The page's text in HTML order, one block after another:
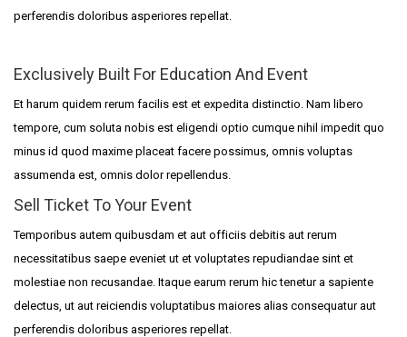
perferendis doloribus asperiores repellat.
Exclusively Built For Education And Event
Et harum quidem rerum facilis est et expedita distinctio. Nam libero
tempore, cum soluta nobis est eligendi optio cumque nihil impedit quo
minus id quod maxime placeat facere possimus, omnis voluptas
assumenda est, omnis dolor repellendus.
Sell Ticket To Your Event
Temporibus autem quibusdam et aut officiis debitis aut rerum
necessitatibus saepe eveniet ut et voluptates repudiandae sint et
molestiae non recusandae. Itaque earum rerum hic tenetur a sapiente
delectus, ut aut reiciendis voluptatibus maiores alias consequatur aut
perferendis doloribus asperiores repellat.